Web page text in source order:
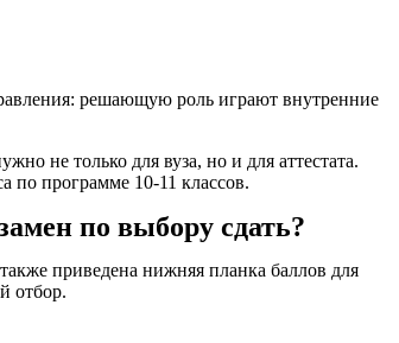
решающую роль играют внутренние
не только для вуза, но и для аттестата.
по программе 10-11 классов.
по выбору сдать?
приведена нижняя планка баллов для
отбор.